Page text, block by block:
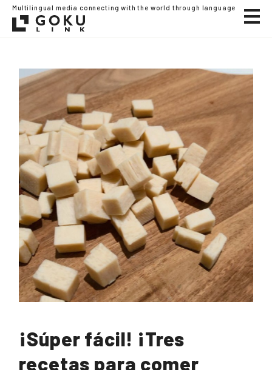
Multilingual media connecting with the world through language
¡Súper fácil! ¡Tres
recetas para comer